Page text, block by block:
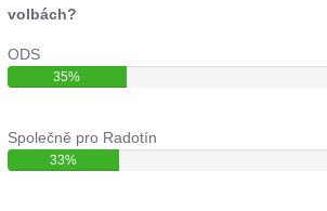
volbách?
ODS
35%
Společně pro Radotín
33%